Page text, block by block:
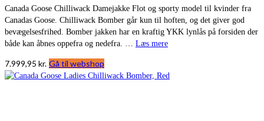
Canada Goose Chilliwack Damejakke Flot og sporty model til kvinder fra
Canadas Goose. Chilliwack Bomber går kun til hoften, og det giver god
bevægelsesfrihed. Bomber jakken har en kraftig YKK lynlås på forsiden der
både kan åbnes oppefra og nedefra. … Læs mere
7.999,95 kr. Gå til webshop